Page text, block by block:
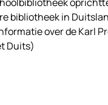
bibliotheek in
over de Karl
Duits)